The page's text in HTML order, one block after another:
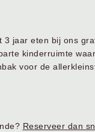
jaar eten bij ons
kinderruimte
voor de
Reserveer dan